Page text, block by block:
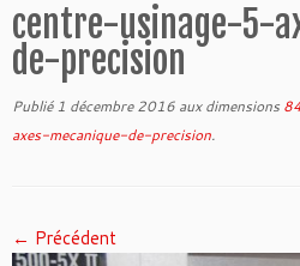
centre-usinage-5-
de-precision
Publié 1 décembre 2016 aux dimensions
axes-mecanique-de-precision.
← Précédent